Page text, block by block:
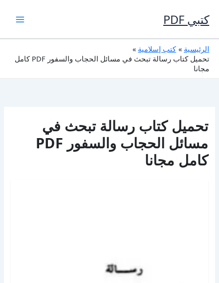
إلى
المحتوى
كتبي PDF
الرئيسية
كتب إسلامية
تحميل كتاب رسالة تبحث في مسائل الحجاب والسفور PDF كامل
مجانا
تحميل كتاب رسالة تبحث في
مسائل الحجاب والسفور PDF
كامل مجانا